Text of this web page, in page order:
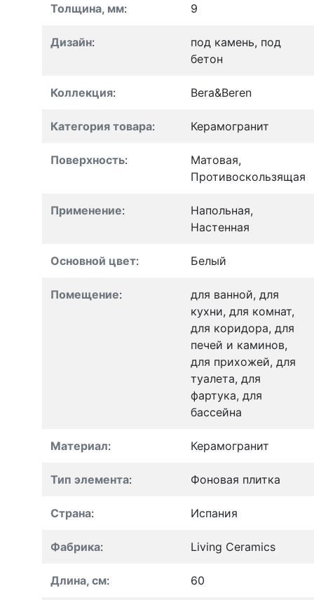
Толщина, мм: 9
Дизайн:
под камень, под
бетон
Коллекция: Bera&Beren
Категория товара: Керамогранит
Поверхность:
Матовая,
Противоскользящая
Применение:
Напольная,
Настенная
Основной цвет: Белый
Помещение:
для ванной, для
кухни, для комнат,
для коридора, для
печей и каминов,
для прихожей, для
туалета, для
фартука, для
бассейна
Материал: Керамогранит
Тип элемента: Фоновая плитка
Страна: Испания
Фабрика: Living Ceramics
Длина, см: 60